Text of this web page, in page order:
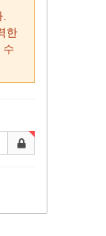
한
수